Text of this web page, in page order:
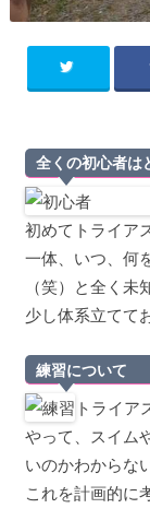
全くの初心者は
初めてトライア
一体、いつ、何
（笑）と全く未
少し体系立てて
練習について
トライア
やって、スイム
いのかわからな
これを計画的に